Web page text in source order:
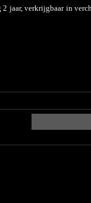
jaar, verkrijgbaar in